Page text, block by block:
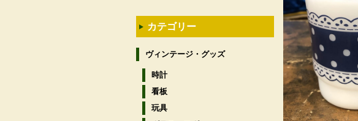
カテゴリー
ヴィンテージ・グッズ
時計
看板
玩具